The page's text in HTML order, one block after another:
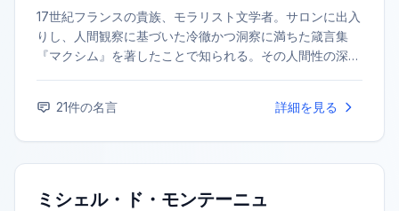
17世紀フランスの貴族、モラリスト文学者。サロンに出入
りし、人間観察に基づいた冷徹かつ洞察に満ちた箴言集
『マクシム』を著したことで知られる。その人間性の深淵
21件の名言 詳細を見る
ミシェル・ド・モンテーニュ